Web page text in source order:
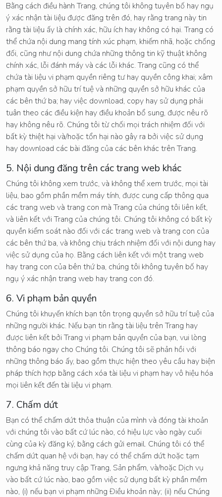
Bằng cách điều hành Trang, chúng tôi không tuyên bố hay ngụ
ý xác nhận tài liệu được đăng trên đó, hay rằng trang này tin
rằng tài liệu ấy là chính xác, hữu ích hay không có hại. Trang có
thể chứa nội dung mang tính xúc phạm, khiếm nhã, hoặc chống
đối, cũng như nội dung chứa những thông tin kỹ thuật không
chính xác, lỗi đánh máy và các lỗi khác. Trang cũng có thể
chứa tài liệu vi phạm quyền riêng tư hay quyền công khai; xâm
phạm quyền sở hữu trí tuệ và những quyền sở hữu khác của
các bên thứ ba; hay việc download, copy hay sử dụng phải
tuân theo các điều kiện hay điều khoản bổ sung, được nêu rõ
hay không nêu rõ. Chúng tôi từ chối mọi trách nhiệm đối với
bất kỳ thiệt hại và/hoặc tổn hại nào gây ra bởi việc sử dụng
hay download các bài đăng của các bên khác trên Trang.
5. Nội dung đăng trên các trang web khác
Chúng tôi không xem trước, và không thể xem trước, mọi tài
liệu, bao gồm phần mềm máy tính, được cung cấp thông qua
các trang web và trang con mà Trang của chúng tôi liên kết,
và liên kết với Trang của chúng tôi. Chúng tôi không có bất kỳ
quyền kiểm soát nào đối với các trang web và trang con của
các bên thứ ba, và không chịu trách nhiệm đối với nội dung hay
việc sử dụng của họ. Bằng cách liên kết với một trang web
hay trang con của bên thứ ba, chúng tôi không tuyên bố hay
ngụ ý xác nhận trang web hay trang con đó.
6. Vi phạm bản quyền
Chúng tôi khuyến khích bạn tôn trọng quyền sở hữu trí tuệ của
những người khác. Nếu bạn tin rằng tài liệu trên Trang hay
được liên kết bởi Trang vi phạm bản quyền của bạn, vui lòng
thông báo ngay cho Chúng tôi. Chúng tôi sẽ phản hồi với
những thông báo ấy, bao gồm thực hiện theo yêu cầu hay biện
pháp thích hợp bằng cách xóa tài liệu vi phạm hay vô hiệu hóa
mọi liên kết đến tài liệu vi phạm.
7. Chấm dứt
Bạn có thể chấm dứt thỏa thuận của mình và đóng tài khoản
với chúng tôi vào bất cứ lúc nào, có hiệu lực vào ngày cuối
cùng của kỳ đăng ký, bằng cách gửi email. Chúng tôi có thể
chấm dứt quan hệ với bạn, hay có thể chấm dứt hoặc tạm
ngưng khả năng truy cập Trang, Sản phẩm, và/hoặc Dịch vụ
vào bất cứ lúc nào, bao gồm việc sử dụng bất kỳ phần mềm
nào, (i) nếu bạn vi phạm những Điều khoản này; (ii) nếu Chúng